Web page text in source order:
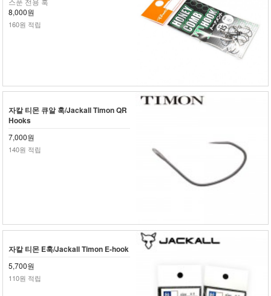
8,000원
160원 적립
자칼 티몬 큐알 훅/Jackall Timon QR
Hooks
7,000원
140원 적립
자칼 티몬 E훅/Jackall Timon E-hook
5,700원
110원 적립